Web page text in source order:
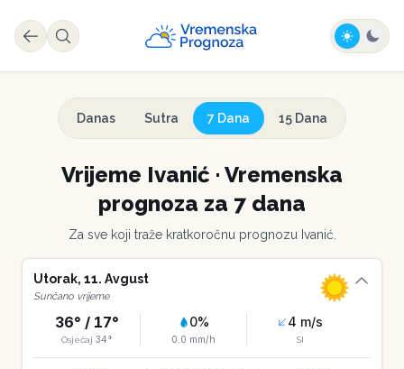
Danas Sutra 7 Dana 15 Dana
Vrijeme Ivanić · Vremenska
prognoza za 7 dana
Za sve koji traže kratkoročnu prognozu Ivanić
Utorak, 11. Avgust
Sunčano vrijeme
36° / 17°
Osjećaj 34°
0%
0.0 mm/h
4 m/s
SI